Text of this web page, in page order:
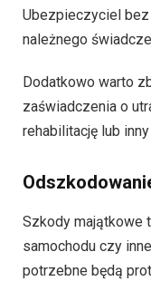
Ubezpieczyciel bez
należnego
Dodatkowo warto
zaświadczenia o
rehabilitację lub
Szkody majątkowe
samochodu czy
potrzebne będą